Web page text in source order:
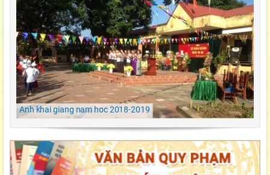
Ngày hội ẩm thực/ TH Đông kết/ Khoái Châu/
Hưng Yên
LỄ KHAI GIẢNG NĂM HỌC 2021-2022 Tiểu
Học Đông Kết
Anh khai giang nam hoc 2018-2019